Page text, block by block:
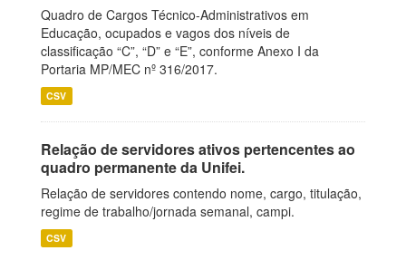
Quadro de Cargos Técnico-Administrativos em
Educação, ocupados e vagos dos níveis de
classificação “C”, “D” e “E”, conforme Anexo I da
Portaria MP/MEC nº 316/2017.
CSV
Relação de servidores ativos pertencentes ao
quadro permanente da Unifei.
Relação de servidores contendo nome, cargo, titulação,
regime de trabalho/jornada semanal, campi.
CSV